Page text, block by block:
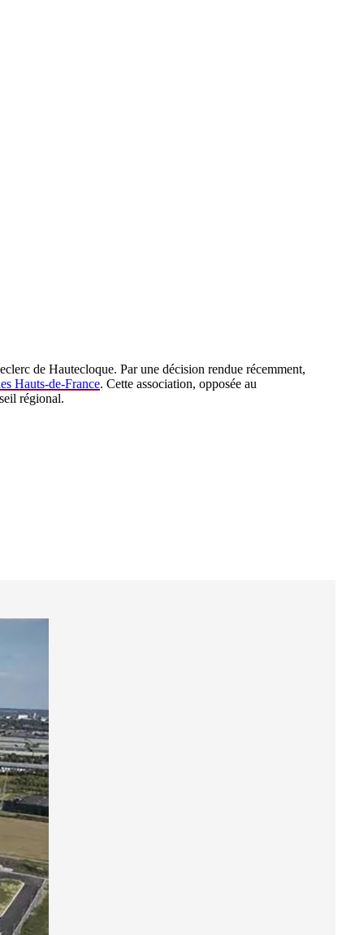
de Hautecloque. Par une décision rendue récemment,
Hauts-de-France. Cette association, opposée au
régional.